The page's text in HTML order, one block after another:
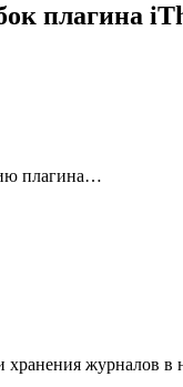
плагина
плагина…
хранения журналов в